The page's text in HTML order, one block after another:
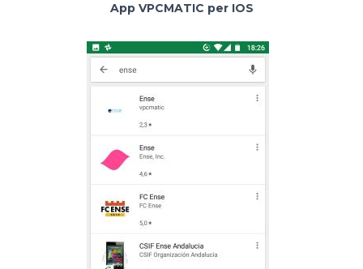
App VPCMATIC per IOS